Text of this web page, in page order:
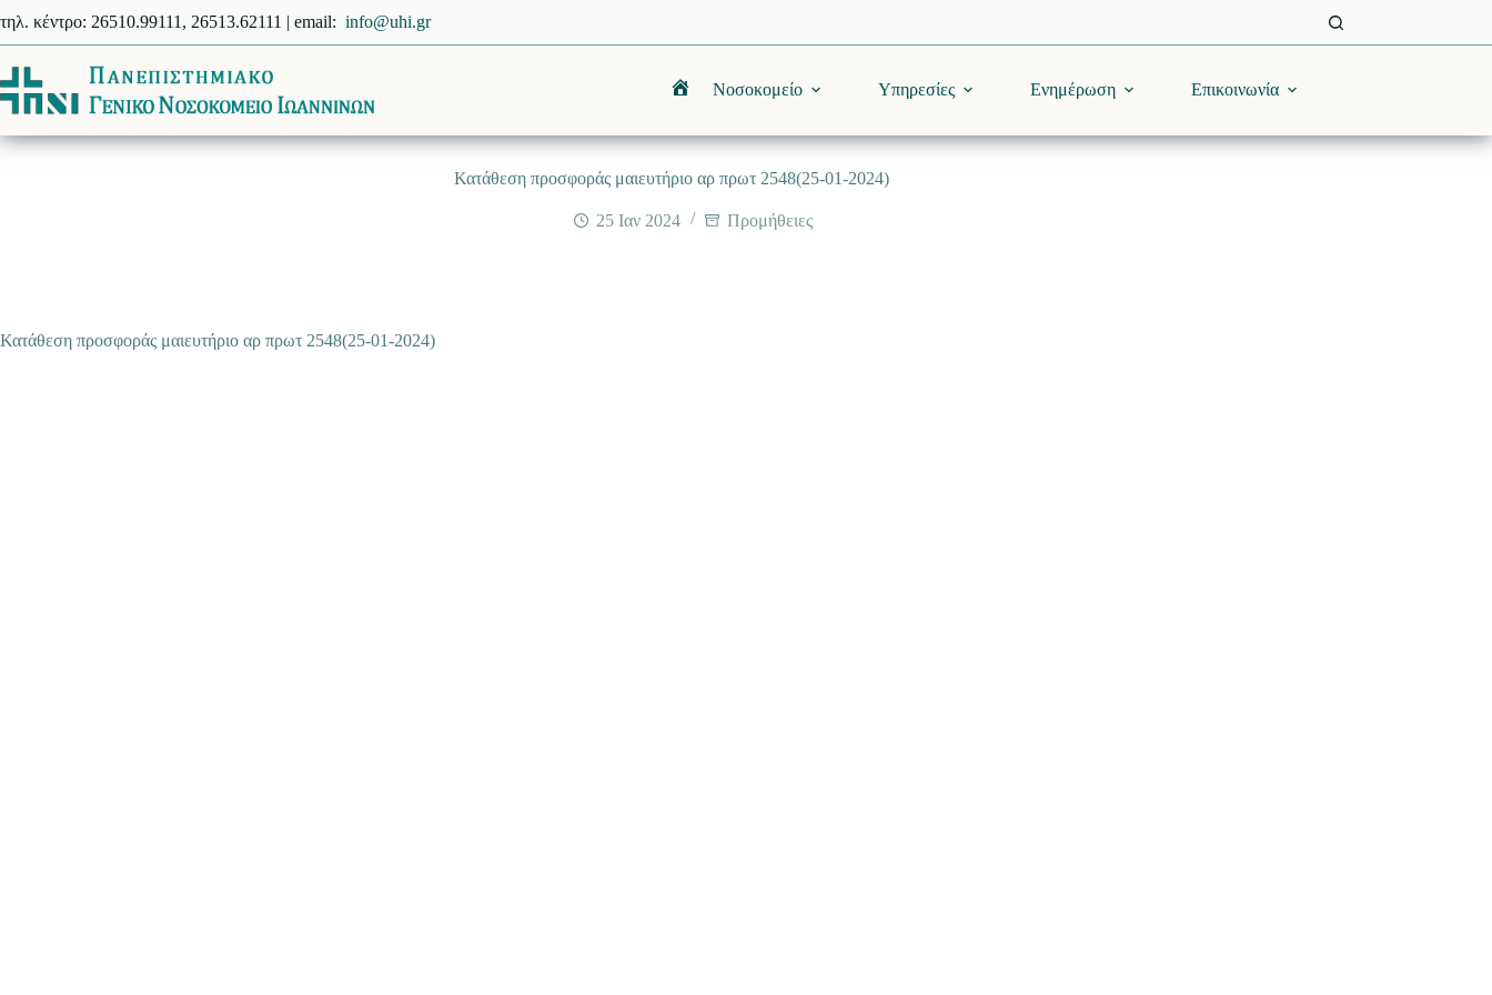
στο
περιεχόμενο
τηλ. κέντρο: 26510.99111, 26513.62111 | email: info@uhi.gr
ΑρχικήΝοσοκομείο Υπηρεσίες Ενημέρωση Επικοινωνία
Κατάθεση προσφοράς μαιευτήριο αρ πρωτ 2548(25-01-2024)
25 Ιαν 2024 Προμήθειες
Κατάθεση προσφοράς μαιευτήριο αρ πρωτ 2548(25-01-2024)